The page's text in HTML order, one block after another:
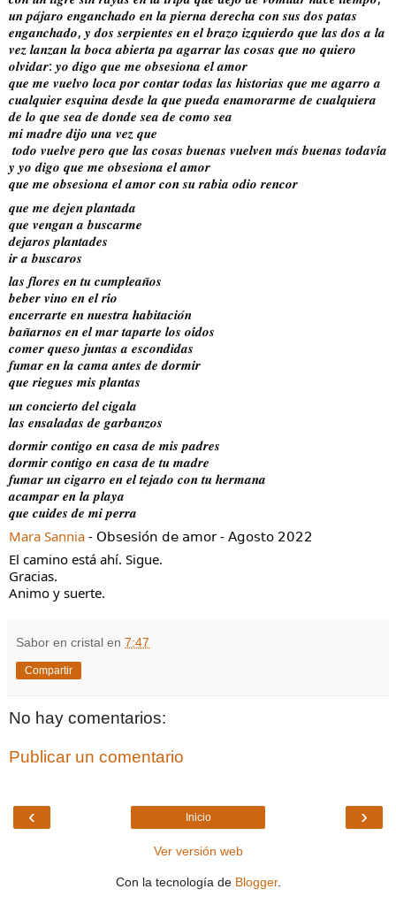
𝒖𝒏 𝒑𝒂́𝒋𝒂𝒓𝒐 𝒆𝒏𝒈𝒂𝒏𝒄𝒉𝒂𝒅𝒐 𝒆𝒏 𝒍𝒂 𝒑𝒊𝒆𝒓𝒏𝒂 𝒅𝒆𝒓𝒆𝒄𝒉𝒂 𝒄𝒐𝒏 𝒔𝒖𝒔 𝒅𝒐𝒔 𝒑𝒂𝒕𝒂𝒔
𝒆𝒏𝒈𝒂𝒏𝒄𝒉𝒂𝒅𝒐, 𝒚 𝒅𝒐𝒔 𝒔𝒆𝒓𝒑𝒊𝒆𝒏𝒕𝒆𝒔 𝒆𝒏 𝒆𝒍 𝒃𝒓𝒂𝒛𝒐 𝒊𝒛𝒒𝒖𝒊𝒆𝒓𝒅𝒐 𝒒𝒖𝒆 𝒍𝒂𝒔 𝒅𝒐𝒔 𝒂 𝒍𝒂
𝒗𝒆𝒛 𝒍𝒂𝒏𝒛𝒂𝒏 𝒍𝒂 𝒃𝒐𝒄𝒂 𝒂𝒃𝒊𝒆𝒓𝒕𝒂 𝒑𝒂 𝒂𝒈𝒂𝒓𝒓𝒂𝒓 𝒍𝒂𝒔 𝒄𝒐𝒔𝒂𝒔 𝒒𝒖𝒆 𝒏𝒐 𝒒𝒖𝒊𝒆𝒓𝒐
𝒐𝒍𝒗𝒊𝒅𝒂𝒓: 𝒚𝒐 𝒅𝒊𝒈𝒐 𝒒𝒖𝒆 𝒎𝒆 𝒐𝒃𝒔𝒆𝒔𝒊𝒐𝒏𝒂 𝒆𝒍 𝒂𝒎𝒐𝒓
𝒒𝒖𝒆 𝒎𝒆 𝒗𝒖𝒆𝒍𝒗𝒐 𝒍𝒐𝒄𝒂 𝒑𝒐𝒓 𝒄𝒐𝒏𝒕𝒂𝒓 𝒕𝒐𝒅𝒂𝒔 𝒍𝒂𝒔 𝒉𝒊𝒔𝒕𝒐𝒓𝒊𝒂𝒔 𝒒𝒖𝒆 𝒎𝒆 𝒂𝒈𝒂𝒓𝒓𝒐 𝒂
𝒄𝒖𝒂𝒍𝒒𝒖𝒊𝒆𝒓 𝒆𝒔𝒒𝒖𝒊𝒏𝒂 𝒅𝒆𝒔𝒅𝒆 𝒍𝒂 𝒒𝒖𝒆 𝒑𝒖𝒆𝒅𝒂 𝒆𝒏𝒂𝒎𝒐𝒓𝒂𝒓𝒎𝒆 𝒅𝒆 𝒄𝒖𝒂𝒍𝒒𝒖𝒊𝒆𝒓𝒂
𝒅𝒆 𝒍𝒐 𝒒𝒖𝒆 𝒔𝒆𝒂 𝒅𝒆 𝒅𝒐𝒏𝒅𝒆 𝒔𝒆𝒂 𝒅𝒆 𝒄𝒐𝒎𝒐 𝒔𝒆𝒂
𝒎𝒊 𝒎𝒂𝒅𝒓𝒆 𝒅𝒊𝒋𝒐 𝒖𝒏𝒂 𝒗𝒆𝒛 𝒒𝒖𝒆
𝒕𝒐𝒅𝒐 𝒗𝒖𝒆𝒍𝒗𝒆 𝒑𝒆𝒓𝒐 𝒒𝒖𝒆 𝒍𝒂𝒔 𝒄𝒐𝒔𝒂𝒔 𝒃𝒖𝒆𝒏𝒂𝒔 𝒗𝒖𝒆𝒍𝒗𝒆𝒏 𝒎𝒂́𝒔 𝒃𝒖𝒆𝒏𝒂𝒔 𝒕𝒐𝒅𝒂𝒗𝒊́𝒂
𝒚 𝒚𝒐 𝒅𝒊𝒈𝒐 𝒒𝒖𝒆 𝒎𝒆 𝒐𝒃𝒔𝒆𝒔𝒊𝒐𝒏𝒂 𝒆𝒍 𝒂𝒎𝒐𝒓
𝒒𝒖𝒆 𝒎𝒆 𝒐𝒃𝒔𝒆𝒔𝒊𝒐𝒏𝒂 𝒆𝒍 𝒂𝒎𝒐𝒓 𝒄𝒐𝒏 𝒔𝒖 𝒓𝒂𝒃𝒊𝒂 𝒐𝒅𝒊𝒐 𝒓𝒆𝒏𝒄𝒐𝒓
𝒒𝒖𝒆 𝒎𝒆 𝒅𝒆𝒋𝒆𝒏 𝒑𝒍𝒂𝒏𝒕𝒂𝒅𝒂
𝒒𝒖𝒆 𝒗𝒆𝒏𝒈𝒂𝒏 𝒂 𝒃𝒖𝒔𝒄𝒂𝒓𝒎𝒆
𝒅𝒆𝒋𝒂𝒓𝒐𝒔 𝒑𝒍𝒂𝒏𝒕𝒂𝒅𝒆𝒔
𝒊𝒓 𝒂 𝒃𝒖𝒔𝒄𝒂𝒓𝒐𝒔
𝒍𝒂𝒔 𝒇𝒍𝒐𝒓𝒆𝒔 𝒆𝒏 𝒕𝒖 𝒄𝒖𝒎𝒑𝒍𝒆𝒂𝒏̃𝒐𝒔
𝒃𝒆𝒃𝒆𝒓 𝒗𝒊𝒏𝒐 𝒆𝒏 𝒆𝒍 𝒓𝒊́𝒐
𝒆𝒏𝒄𝒆𝒓𝒓𝒂𝒓𝒕𝒆 𝒆𝒏 𝒏𝒖𝒆𝒔𝒕𝒓𝒂 𝒉𝒂𝒃𝒊𝒕𝒂𝒄𝒊𝒐́𝒏
𝒃𝒂𝒏̃𝒂𝒓𝒏𝒐𝒔 𝒆𝒏 𝒆𝒍 𝒎𝒂𝒓 𝒕𝒂𝒑𝒂𝒓𝒕𝒆 𝒍𝒐𝒔 𝒐𝒊́𝒅𝒐𝒔
𝒄𝒐𝒎𝒆𝒓 𝒒𝒖𝒆𝒔𝒐 𝒋𝒖𝒏𝒕𝒂𝒔 𝒂 𝒆𝒔𝒄𝒐𝒏𝒅𝒊𝒅𝒂𝒔
𝒇𝒖𝒎𝒂𝒓 𝒆𝒏 𝒍𝒂 𝒄𝒂𝒎𝒂 𝒂𝒏𝒕𝒆𝒔 𝒅𝒆 𝒅𝒐𝒓𝒎𝒊𝒓
𝒒𝒖𝒆 𝒓𝒊𝒆𝒈𝒖𝒆𝒔 𝒎𝒊𝒔 𝒑𝒍𝒂𝒏𝒕𝒂𝒔
𝒖𝒏 𝒄𝒐𝒏𝒄𝒊𝒆𝒓𝒕𝒐 𝒅𝒆𝒍 𝒄𝒊𝒈𝒂𝒍𝒂
𝒍𝒂𝒔 𝒆𝒏𝒔𝒂𝒍𝒂𝒅𝒂𝒔 𝒅𝒆 𝒈𝒂𝒓𝒃𝒂𝒏𝒛𝒐𝒔
𝒅𝒐𝒓𝒎𝒊𝒓 𝒄𝒐𝒏𝒕𝒊𝒈𝒐 𝒆𝒏 𝒄𝒂𝒔𝒂 𝒅𝒆 𝒎𝒊𝒔 𝒑𝒂𝒅𝒓𝒆𝒔
𝒅𝒐𝒓𝒎𝒊𝒓 𝒄𝒐𝒏𝒕𝒊𝒈𝒐 𝒆𝒏 𝒄𝒂𝒔𝒂 𝒅𝒆 𝒕𝒖 𝒎𝒂𝒅𝒓𝒆
𝒇𝒖𝒎𝒂𝒓 𝒖𝒏 𝒄𝒊𝒈𝒂𝒓𝒓𝒐 𝒆𝒏 𝒆𝒍 𝒕𝒆𝒋𝒂𝒅𝒐 𝒄𝒐𝒏 𝒕𝒖 𝒉𝒆𝒓𝒎𝒂𝒏𝒂
𝒂𝒄𝒂𝒎𝒑𝒂𝒓 𝒆𝒏 𝒍𝒂 𝒑𝒍𝒂𝒚𝒂
𝒒𝒖𝒆 𝒄𝒖𝒊𝒅𝒆𝒔 𝒅𝒆 𝒎𝒊 𝒑𝒆𝒓𝒓𝒂
Mara Sannia - 𝖮𝖻𝗌𝖾𝗌𝗂𝗈́𝗇 𝖽𝖾 𝖺𝗆𝗈𝗋 - 𝖠𝗀𝗈𝗌𝗍𝗈 𝟤𝟢𝟤𝟤
El camino está ahí. Sigue.
Gracias.
Animo y suerte.
Sabor en cristal en 7:47
Compartir
No hay comentarios:
Publicar un comentario
‹ ›
Inicio
Ver versión web
Con la tecnología de Blogger.